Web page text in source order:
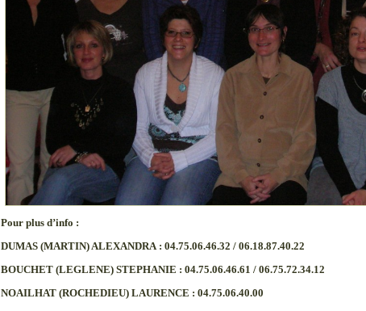
Pour plus d’info :
DUMAS (MARTIN) ALEXANDRA : 04.75.06.46.32 / 06.18.87.40.22
BOUCHET (LEGLENE) STEPHANIE : 04.75.06.46.61 / 06.75.72.34.12
NOAILHAT (ROCHEDIEU) LAURENCE : 04.75.06.40.00